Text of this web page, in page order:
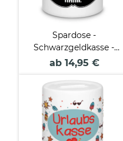
Spardose -
Schwarzgeldkasse -
für Name
ab 14,95 €